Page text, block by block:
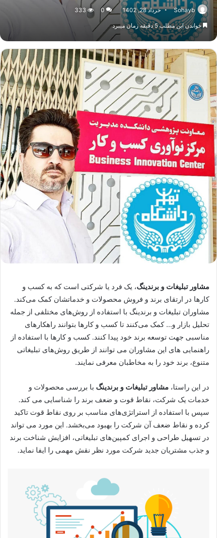
Sohayb خرداد 28, 1402 0
333
خواندن این مطلب 5 دقیقه زمان میبرد
مشاور تبلیغات و برندینگ، یک فرد یا شرکتی است که به کسب و
کارها در ارتقای برند و فروش محصولات و خدماتشان کمک می‌کند.
مشاوران تبلیغات و برندینگ با استفاده از روش‌های مختلفی از جمله
تحلیل بازار و… کمک می‌کنند تا کسب و کارها بتوانند راهکارهای
مناسبی جهت توسعه برند خود پیدا کنند. کسب و کارها با استفاده از
راهنمایی های این مشاوران می توانند از طریق روش‌های تبلیغاتی
متنوع، برند خود را به مخاطبان معرفی نمایند.
در این راستا، مشاور تبلیغات و برندینگ با بررسی محصولات و
خدمات یک شرکت، نقاط قوت و ضعف برند را شناسایی می کند.
سپس با استفاده از استراتژی‌های مناسب بر روی نقاط قوت تاکید
کرده و نقاط ضعف آن شرکت را بهبود می‌بخشد. این مورد می تواند
در تسهیل طراحی و اجرای کمپین‌های تبلیغاتی، افزایش شناخت برند
و جذب مشتریان جدید شرکت مورد نظر نقش مهمی را ایفا نماید.